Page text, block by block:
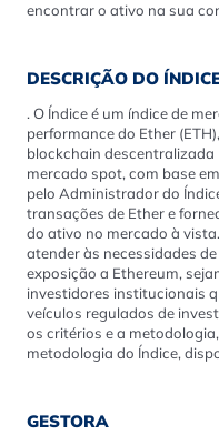
encontrar o ativo na sua
DESCRIÇÃO DO
. O Índice é um índice de
performance do Ether
blockchain descentralizada
mercado spot, com base
pelo Administrador do
transações de Ether e
do ativo no mercado à
atender às necessidades
exposição a Ethereum,
investidores institucionais
veículos regulados de
os critérios e a
metodologia do Índice,
GESTORA